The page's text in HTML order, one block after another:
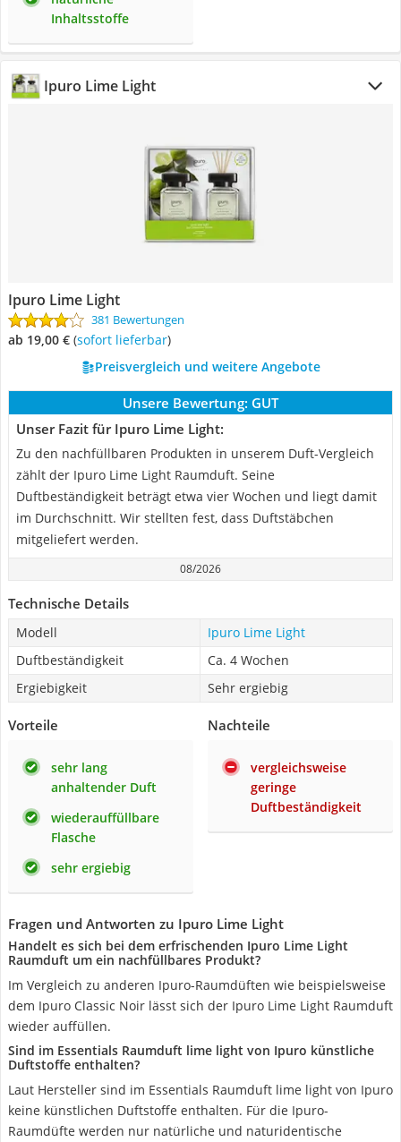
Inhaltsstoffe
Ipuro Lime Light
Ipuro Lime Light
381 Bewertungen
ab 19,00 € ( Sofort lieferbar)
Preisvergleich und weitere Angebote
Unsere Bewertung: GUT
Unser Fazit für Ipuro Lime Light:
Zu den nachfüllbaren Produkten in unserem Duft-Vergleich
zählt der Ipuro Lime Light Raumduft. Seine
Duftbeständigkeit beträgt etwa vier Wochen und liegt damit
im Durchschnitt. Wir stellten fest, dass Duftstäbchen
mitgeliefert werden.
08/2026
Technische Details
Modell
Ipuro Lime Light
Duftbeständigkeit
Ca. 4 Wochen
Ergiebigkeit
Sehr ergiebig
Vorteile
sehr lang
anhaltender Duft
wiederauffüllbare
Flasche
sehr ergiebig
Nachteile
vergleichsweise
geringe
Duftbeständigkeit
Fragen und Antworten zu Ipuro Lime Light
Handelt es sich bei dem erfrischenden Ipuro Lime Light
Raumduft um ein nachfüllbares Produkt?
Im Vergleich zu anderen Ipuro-Raumdüften wie beispielsweise
dem Ipuro Classic Noir lässt sich der Ipuro Lime Light Raumduft
wieder auffüllen.
Sind im Essentials Raumduft lime light von Ipuro künstliche
Duftstoffe enthalten?
Laut Hersteller sind im Essentials Raumduft lime light von Ipuro
keine künstlichen Duftstoffe enthalten. Für die Ipuro-
Raumdüfte werden nur natürliche und naturidentische